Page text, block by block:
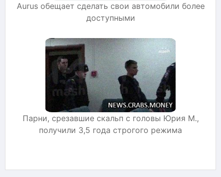
Aurus обещает сделать свои автомобили более
доступными
Парни, срезавшие скальп с головы Юрия М.,
получили 3,5 года строгого режима